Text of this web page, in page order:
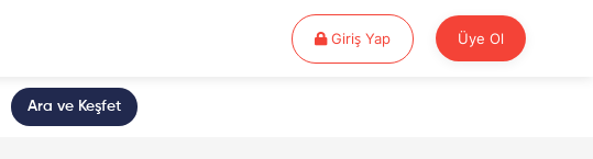
Giriş YapGiriş Yap Üye Ol
Ara ve Keşfet